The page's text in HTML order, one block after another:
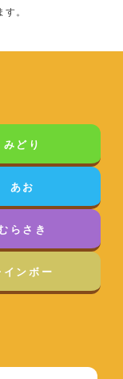
。
みどり
あお
らさき
インボー